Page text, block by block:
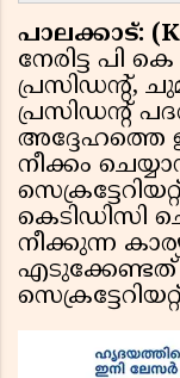
പാലക്കാട്:
നേരിട്ട പി
പ്രസിഡന്റ്,
പ്രസിഡന്റ്
അദ്ദേഹത്തെ
നീക്കം
കെടിഡിസി
നീക്കുന്ന
എടുക്കേണ്ടത്